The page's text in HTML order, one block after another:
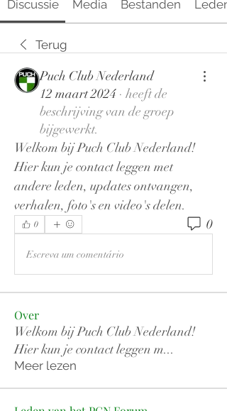
Discussie Media Bestanden Leden
Terug
Puch Club Nederland
12 maart 2024 · heeft de
beschrijving van de groep
bijgewerkt.
Welkom bij Puch Club Nederland!
Hier kun je contact leggen met
andere leden, updates ontvangen,
verhalen, foto's en video's delen.
0 0
Escreva um comentário
Over
Welkom bij Puch Club Nederland!
Hier kun je contact leggen m...
Meer lezen